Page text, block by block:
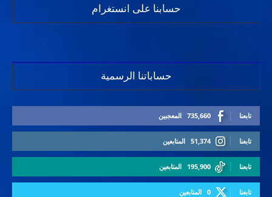
حسابنا على انستغرام
حساباتنا الرسمية
735,660 المعجبين تابعنا
51,374 المتابعين تابعنا
195,900 المتابعين تابعنا
0 المتابعين تابعنا